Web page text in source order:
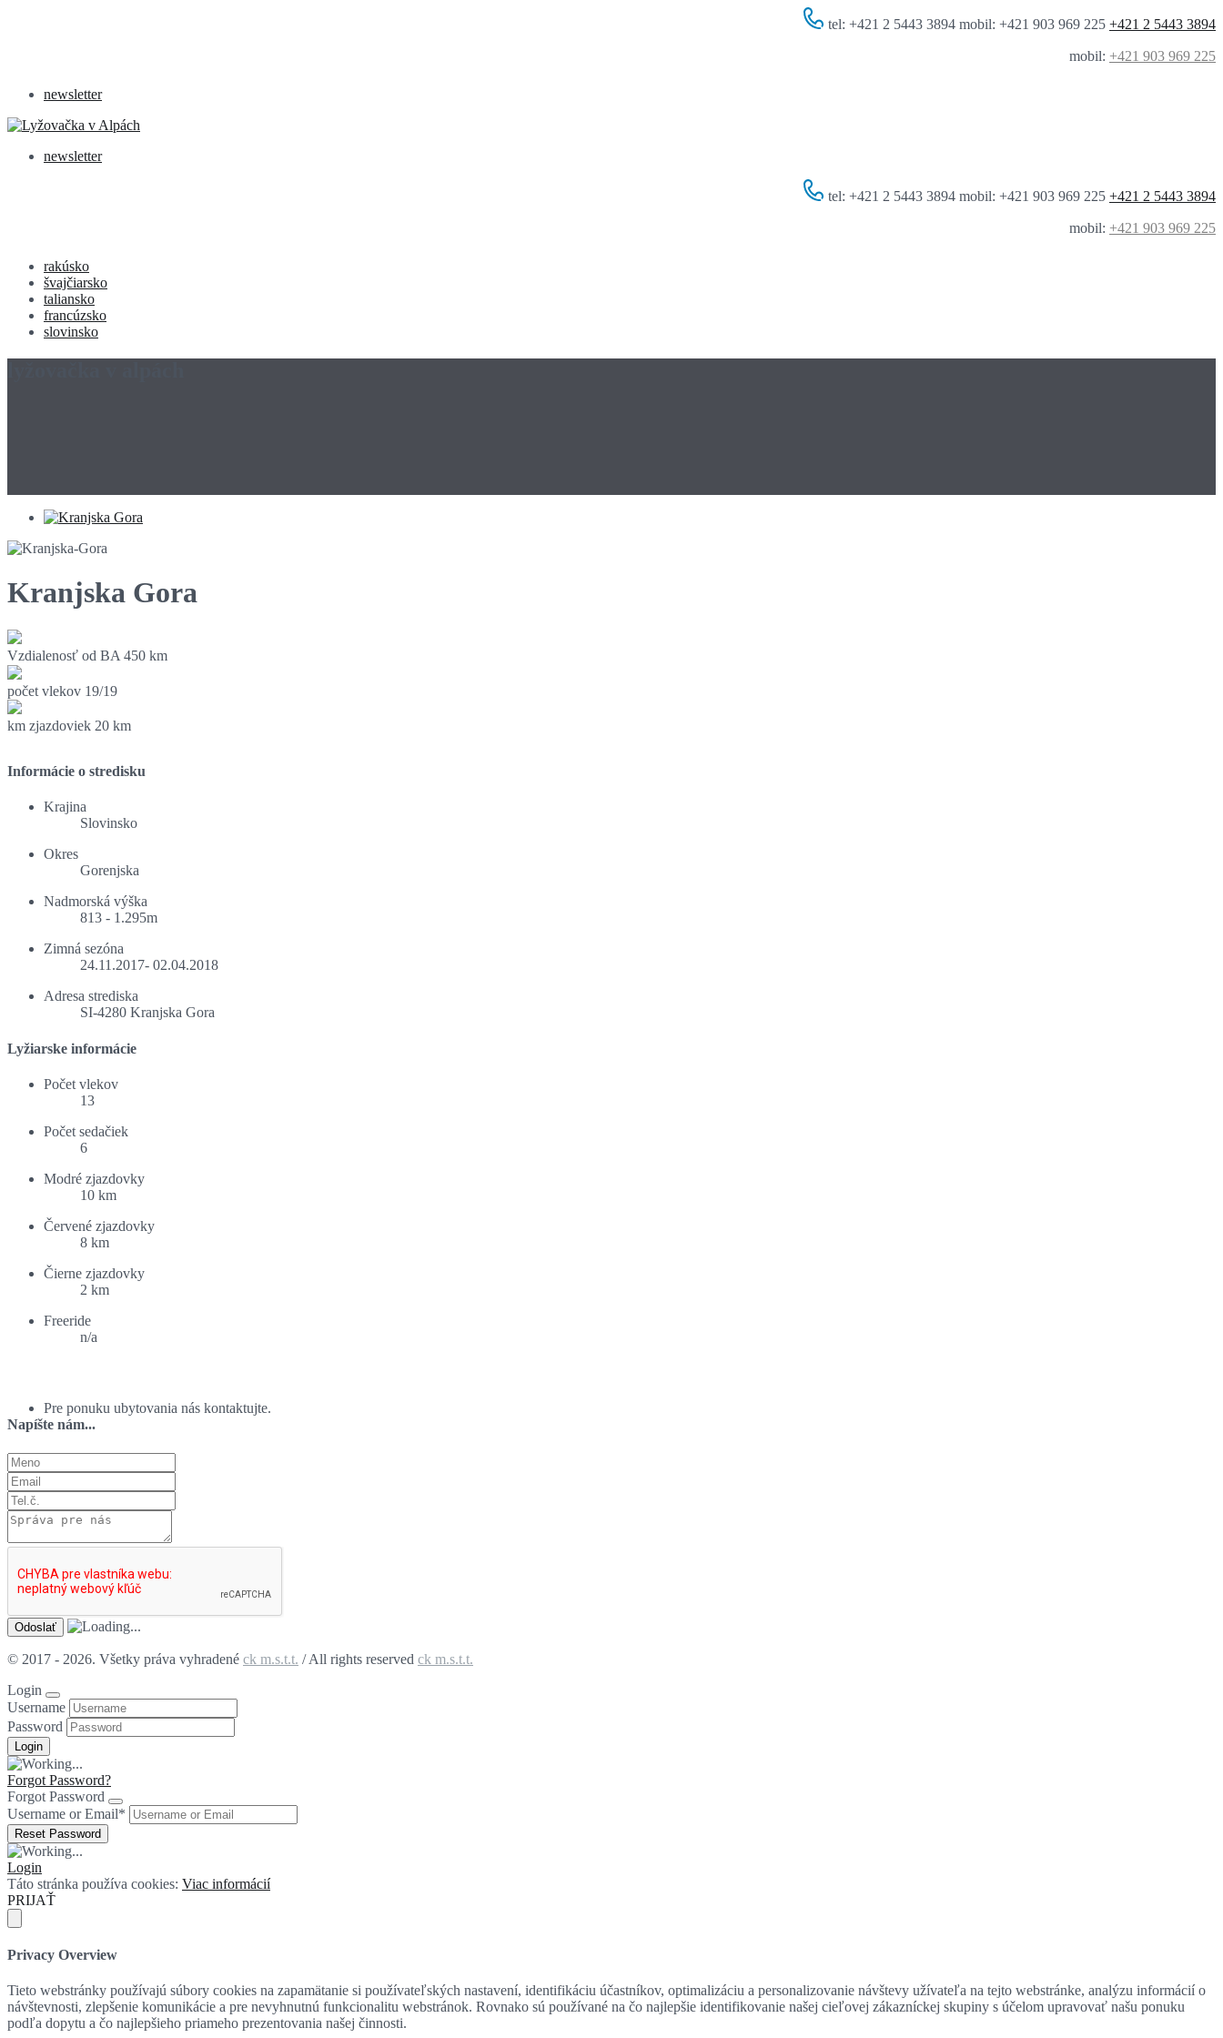
tel: +421 2 5443 3894 mobil: +421 903 969 225 +421 2 5443 3894
mobil: +421 903 969 225
newsletter
newsletter
tel: +421 2 5443 3894 mobil: +421 903 969 225 +421 2 5443 3894
mobil: +421 903 969 225
rakúsko
švajčiarsko
taliansko
francúzsko
slovinsko
Kranjska Gora
Vzdialenosť od BA 450 km
počet vlekov 19/19
km zjazdoviek 20 km
Informácie o stredisku
Krajina
Slovinsko
Okres
Gorenjska
Nadmorská výška
813 - 1.295m
Zimná sezóna
24.11.2017- 02.04.2018
Adresa strediska
SI-4280 Kranjska Gora
Lyžiarske informácie
Počet vlekov
13
Počet sedačiek
6
Modré zjazdovky
10 km
Červené zjazdovky
8 km
Čierne zjazdovky
2 km
Freeride
n/a
Pre ponuku ubytovania nás kontaktujte.
Napíšte nám...
© 2017 - 2026. Všetky práva vyhradené ck m.s.t.t. / All rights reserved ck m.s.t.t.
Login
Username
Password
Forgot Password?
Forgot Password
Username or Email*
Login
Táto stránka používa cookies: Viac informácií
PRIJAŤ
Privacy Overview
Tieto webstránky používajú súbory cookies na zapamätanie si používateľských nastavení, identifikáciu účastníkov, optimalizáciu a personalizovanie návštevy užívateľa na tejto webstránke, analýzu informácií o
návštevnosti, zlepšenie komunikácie a pre nevyhnutnú funkcionalitu webstránok. Rovnako sú používané na čo najlepšie identifikovanie našej cieľovej zákazníckej skupiny s účelom upravovať našu ponuku
podľa dopytu a čo najlepšieho priameho prezentovania našej činnosti.